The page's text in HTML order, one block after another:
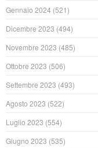
Gennaio 2024 (521)
Dicembre 2023 (494)
Novembre 2023 (485)
Ottobre 2023 (506)
Settembre 2023 (493)
Agosto 2023 (522)
Luglio 2023 (554)
Giugno 2023 (535)